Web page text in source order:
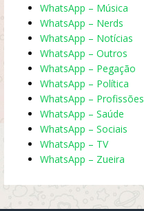
WhatsApp – Música
WhatsApp – Nerds
WhatsApp – Notícias
WhatsApp – Outros
WhatsApp – Pegação
WhatsApp – Política
WhatsApp – Profissões
WhatsApp – Saúde
WhatsApp – Sociais
WhatsApp – TV
WhatsApp – Zueira